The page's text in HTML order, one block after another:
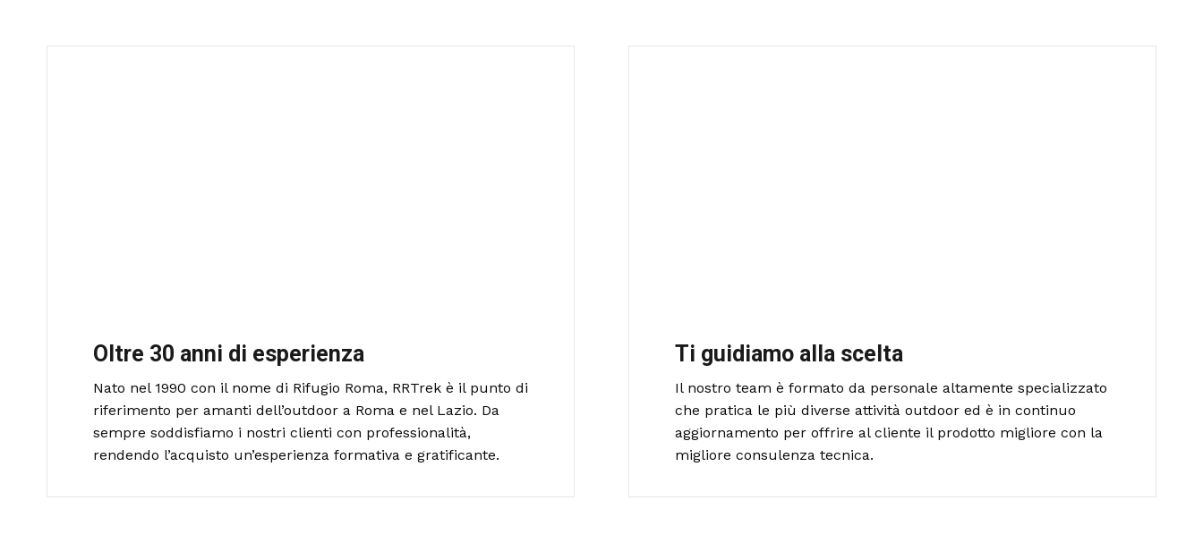
Oltre 30 anni di esperienza
Nato nel 1990 con il nome di Rifugio Roma, RRTrek è il punto di
riferimento per amanti dell’outdoor a Roma e nel Lazio. Da
sempre soddisfiamo i nostri clienti con professionalità,
rendendo l’acquisto un’esperienza formativa e gratificante.
Ti guidiamo alla scelta
Il nostro team è formato da personale altamente specializzato
che pratica le più diverse attività outdoor ed è in continuo
aggiornamento per offrire al cliente il prodotto migliore con la
migliore consulenza tecnica.